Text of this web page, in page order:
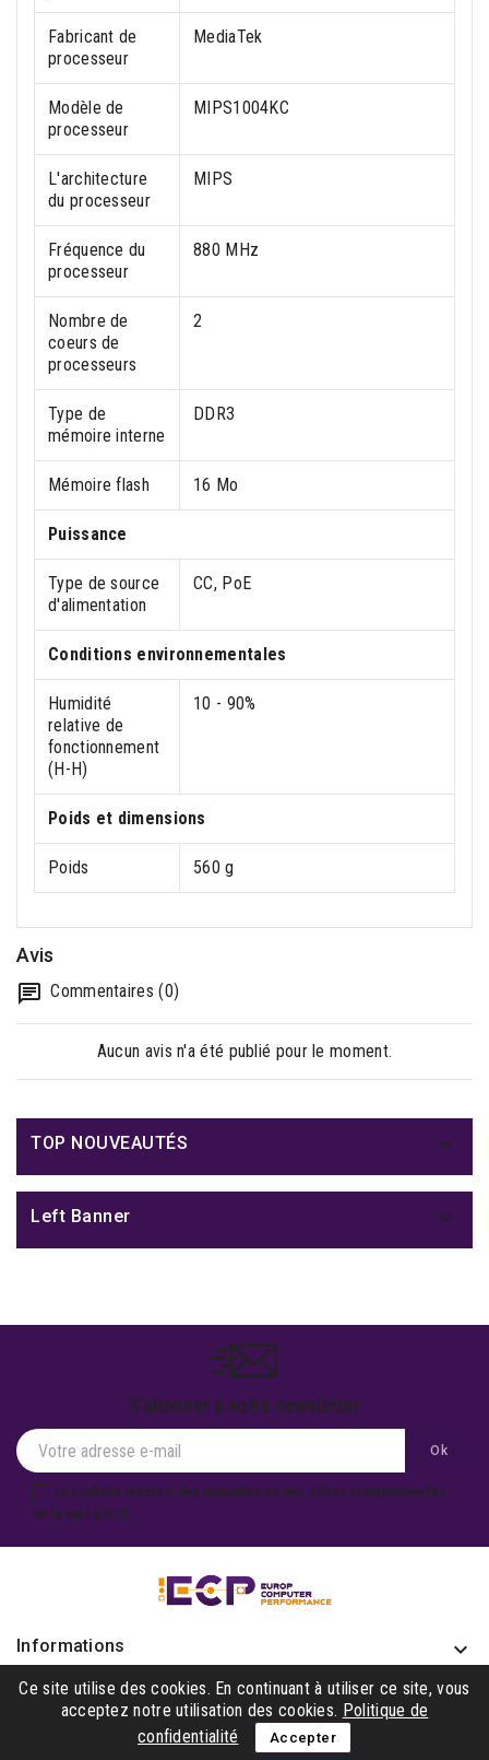
Fabricant de
processeur
MediaTek
Modèle de
processeur
MIPS1004KC
L'architecture
du processeur
MIPS
Fréquence du
processeur
880 MHz
Nombre de
coeurs de
processeurs
2
Type de
mémoire interne
DDR3
Mémoire flash 16 Mo
Puissance
Type de source
d'alimentation
CC, PoE
Conditions environnementales
Humidité
relative de
fonctionnement
(H-H)
10 - 90%
Poids et dimensions
Poids 560 g
Avis
Commentaires (0)
Aucun avis n'a été publié pour le moment.
TOP NOUVEAUTÉS 
Left Banner 
S'abonner à notre newsletter
Je souhaite recevoir des actualités ou des offres promotionnelles
de la part d'ECP.
Informations keyboard_arrow_down
Produits 
Notre société
Ce site utilise des cookies. En continuant à utiliser ce site, vous
acceptez notre utilisation des cookies. Politique de
confidentialité
Accepter